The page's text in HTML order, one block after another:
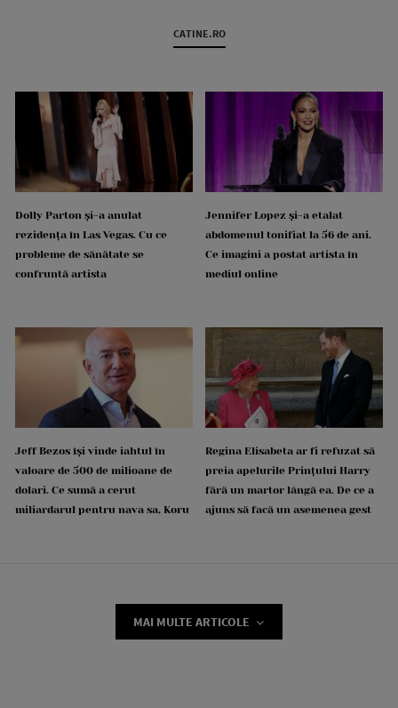
CATINE.RO
Dolly Parton și-a anulat
rezidența în Las Vegas. Cu ce
probleme de sănătate se
confruntă artista
Jennifer Lopez și-a etalat
abdomenul tonifiat la 56 de ani.
Ce imagini a postat artista în
mediul online
Jeff Bezos își vinde iahtul în
valoare de 500 de milioane de
dolari. Ce sumă a cerut
miliardarul pentru nava sa, Koru
Regina Elisabeta ar fi refuzat să
preia apelurile Prințului Harry
fără un martor lângă ea. De ce a
ajuns să facă un asemenea gest
MAI MULTE ARTICOLE